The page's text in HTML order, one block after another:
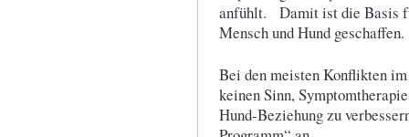
anfühlt. Damit ist die Basis
Mensch und Hund geschaffen.
Bei den meisten Konflikten
keinen Sinn,
Hund-Beziehung zu